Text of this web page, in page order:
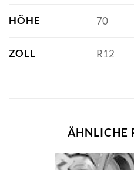
HÖHE 70
ZOLL R12
ÄHNLICHE